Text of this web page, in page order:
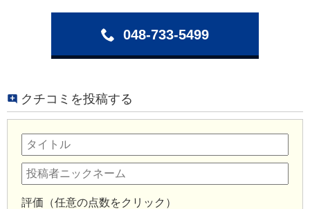
048-733-5499
クチコミを投稿する
評価（任意の点数をクリック）